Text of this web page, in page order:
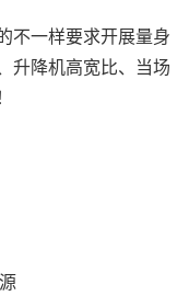
一样要求开展量身
升降机高宽比、当场